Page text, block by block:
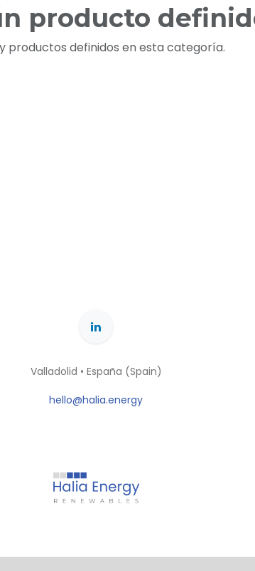
producto
productos definidos en esta categoría.
Valladolid • España (Spain)
hello@halia.energy